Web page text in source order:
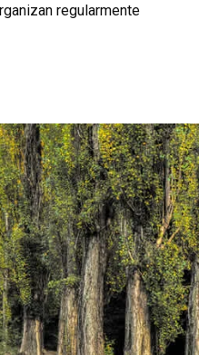
regularmente